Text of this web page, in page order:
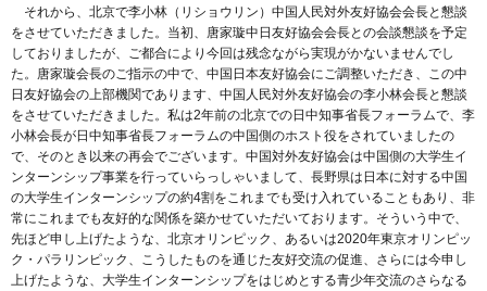
それから、北京で李小林（リショウリン）中国人民対外友好協会会長と懇談
をさせていただきました。当初、唐家璇中日友好協会会長との会談懇談を予定
しておりましたが、ご都合により今回は残念ながら実現がかないませんでし
た。唐家璇会長のご指示の中で、中国日本友好協会にご調整いただき、この中
日友好協会の上部機関であります、中国人民対外友好協会の李小林会長と懇談
をさせていただきました。私は2年前の北京での日中知事省長フォーラムで、李
小林会長が日中知事省長フォーラムの中国側のホスト役をされていましたの
で、そのとき以来の再会でございます。中国対外友好協会は中国側の大学生イ
ンターンシップ事業を行っていらっしゃいまして、長野県は日本に対する中国
の大学生インターンシップの約4割をこれまでも受け入れていることもあり、非
常にこれまでも友好的な関係を築かせていただいております。そういう中で、
先ほど申し上げたような、北京オリンピック、あるいは2020年東京オリンピッ
ク・パラリンピック、こうしたものを通じた友好交流の促進、さらには今申し
上げたような、大学生インターンシップをはじめとする青少年交流のさらなる